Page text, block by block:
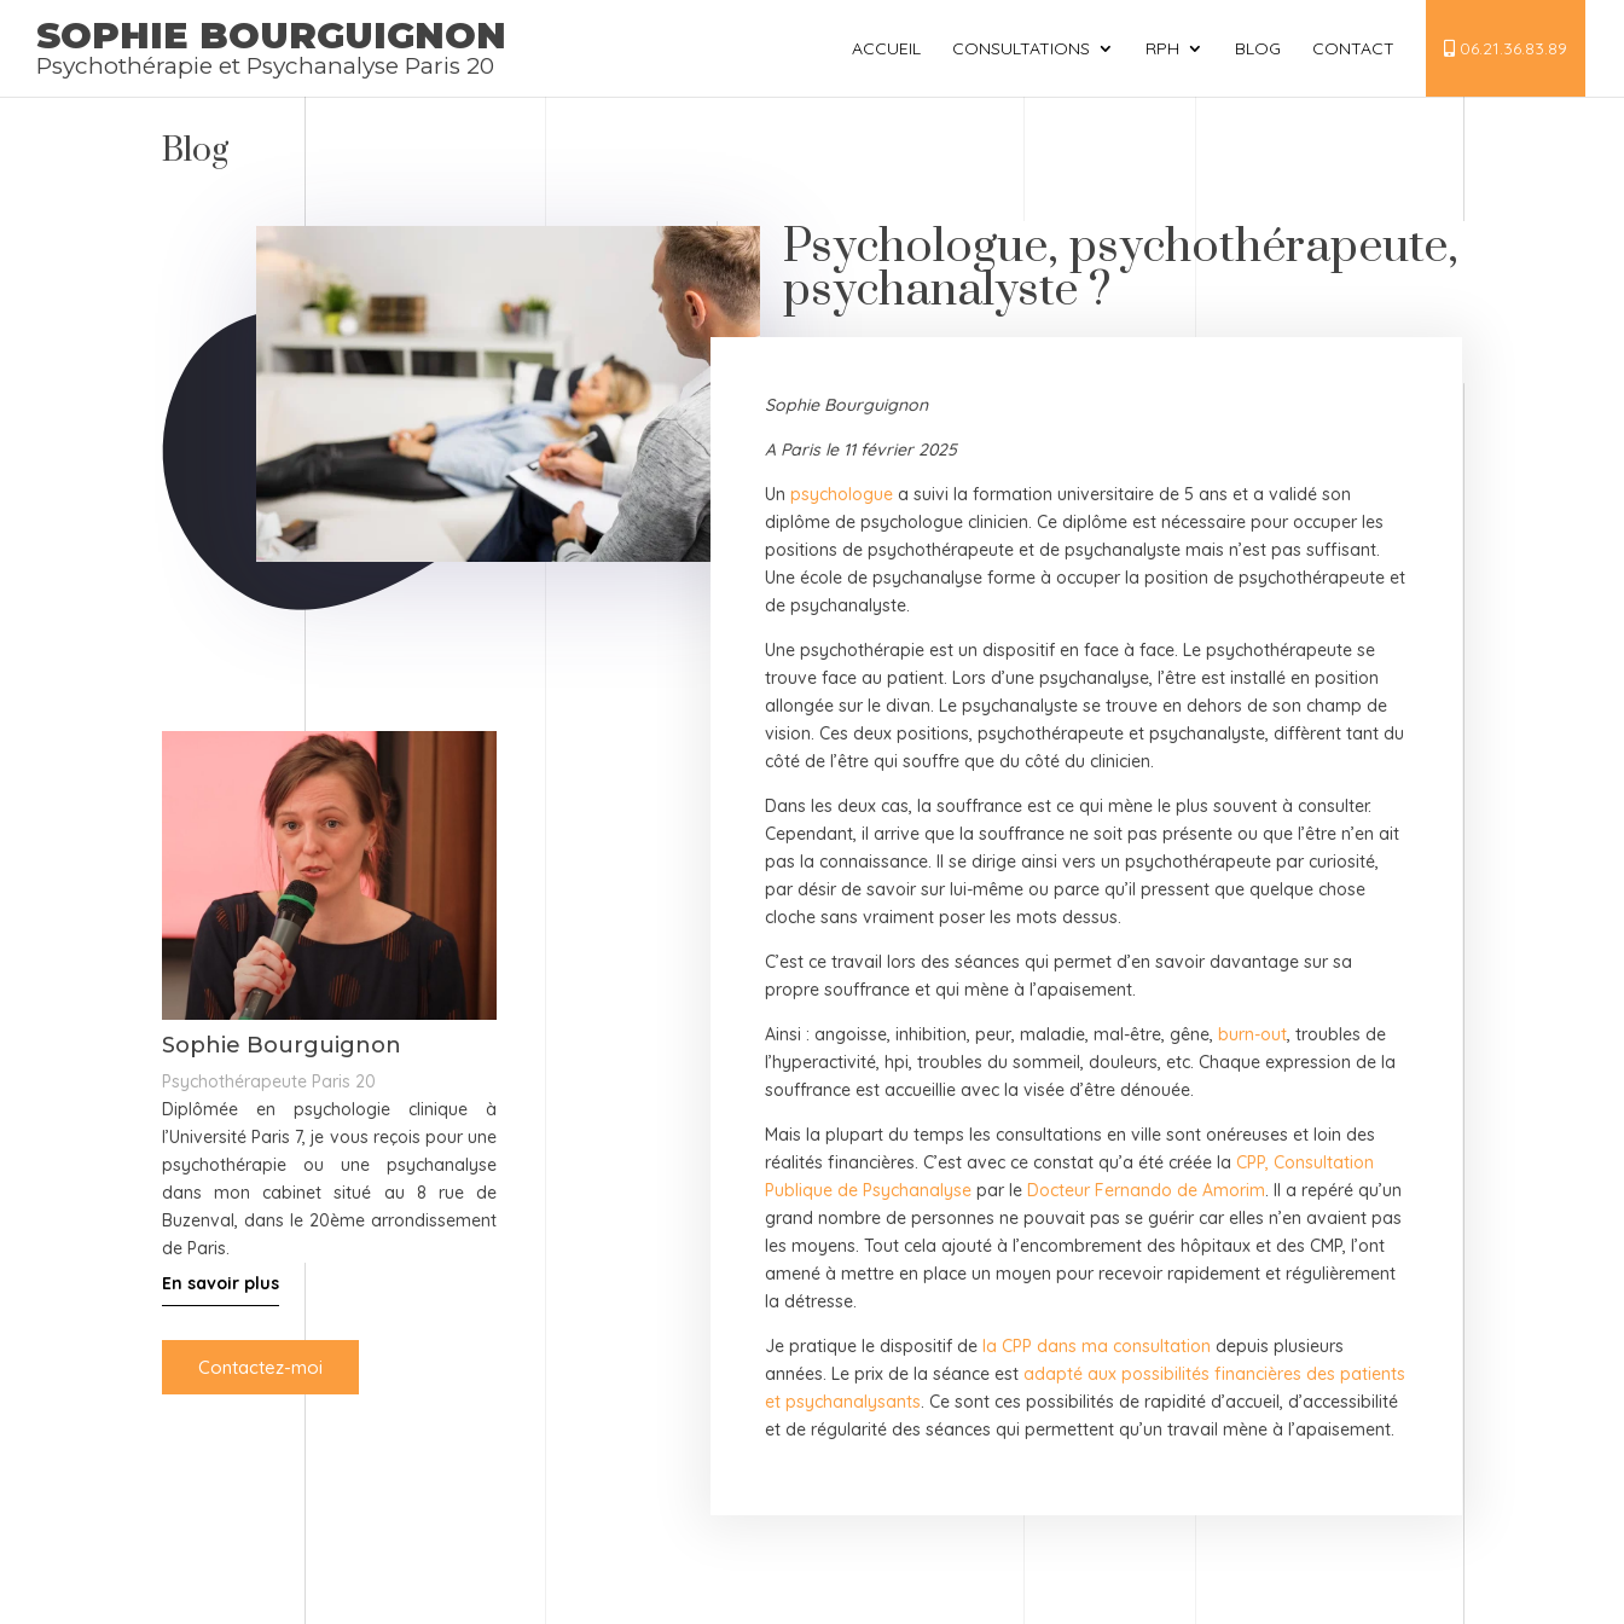
SOPHIE BOURGUIGNON
Psychothérapie et Psychanalyse Paris 20
ACCUEIL CONSULTATIONS RPH BLOG CONTACT 06.21.36.83.89
Blog
Sophie Bourguignon
Psychothérapeute Paris 20
Diplômée en psychologie clinique à
l’Université Paris 7, je vous reçois pour une
psychothérapie ou une psychanalyse
dans mon cabinet situé au 8 rue de
Buzenval, dans le 20ème arrondissement
de Paris.
En savoir plus
Contactez-moi
Psychologue, psychothérapeute,
psychanalyste ?
Sophie Bourguignon
A Paris le 11 février 2025
Unpsychologue a suivi la formation universitaire de 5 ans et a validé son
diplôme de psychologue clinicien. Ce diplôme est nécessaire pour occuper les
positions de psychothérapeute et de psychanalyste mais n’est pas suffisant.
Une école de psychanalyse forme à occuper la position de psychothérapeute et
de psychanalyste.
Une psychothérapie est un dispositif en face à face. Le psychothérapeute se
trouve face au patient. Lors d’une psychanalyse, l’être est installé en position
allongée sur le divan. Le psychanalyste se trouve en dehors de son champ de
vision. Ces deux positions, psychothérapeute et psychanalyste, diffèrent tant du
côté de l’être qui souffre que du côté du clinicien.
Dans les deux cas, la souffrance est ce qui mène le plus souvent à consulter.
Cependant, il arrive que la souffrance ne soit pas présente ou que l’être n’en ait
pas la connaissance. Il se dirige ainsi vers un psychothérapeute par curiosité,
par désir de savoir sur lui-même ou parce qu’il pressent que quelque chose
cloche sans vraiment poser les mots dessus.
C’est ce travail lors des séances qui permet d’en savoir davantage sur sa
propre souffrance et qui mène à l’apaisement.
Ainsi : angoisse, inhibition, peur, maladie, mal-être, gêne, burn-out, troubles de
l’hyperactivité, hpi, troubles du sommeil, douleurs, etc. Chaque expression de la
souffrance est accueillie avec la visée d’être dénouée.
Mais la plupart du temps les consultations en ville sont onéreuses et loin des
réalités financières. C’est avec ce constat qu’a été créée laCPP, Consultation
Publique de Psychanalyse par le Docteur Fernando de Amorim. Il a repéré qu’un
grand nombre de personnes ne pouvait pas se guérir car elles n’en avaient pas
les moyens. Tout cela ajouté à l’encombrement des hôpitaux et des CMP, l’ont
amené à mettre en place un moyen pour recevoir rapidement et régulièrement
la détresse.
Je pratique le dispositif de la CPP dans ma consultation depuis plusieurs
années. Le prix de la séance est adapté aux possibilités financières des patients
et psychanalysants. Ce sont ces possibilités de rapidité d’accueil, d’accessibilité
et de régularité des séances qui permettent qu’un travail mène à l’apaisement.